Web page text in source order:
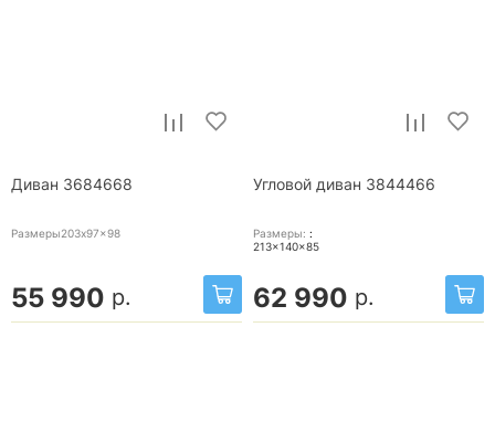
Диван 3684668
Размеры203x97x98
55 990 р.
Угловой диван 3844466
Размеры: :
213x140x85
62 990 р.